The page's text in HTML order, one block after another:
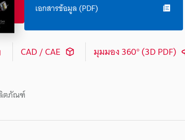
ลิตภัณฑ์
เอกสารข้อมูล (PDF)
CAD / CAE มุมมอง 360° (3D PDF)